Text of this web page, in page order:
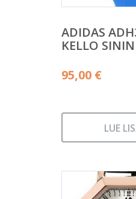
ADIDAS
KELLO
95,00 €
LUE